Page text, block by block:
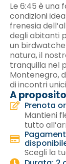
Le 6:45 è
condizioni
frenesia
degli abitanti
un
natura, il
tranquilla nel
Montenegro,
di incontri
A
Prenota
Mantieni
tutto
Scegli la